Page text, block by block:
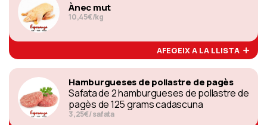
Ànec mut
10,45€/kg
AFEGEIX A LA LLISTA
Hamburgueses de pollastre de pagès
Safata de 2 hamburgueses de pollastre de
pagès de 125 grams cadascuna
3,25€/ safata